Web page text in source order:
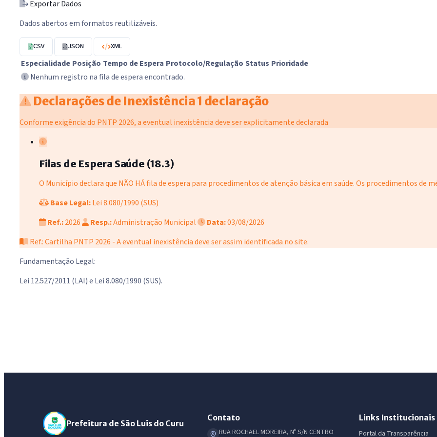
Exportar Dados
Dados abertos em formatos reutilizáveis.
CSV JSON XML
Especialidade Posição Tempo de Espera Protocolo/Regulação Status Prioridade
Nenhum registro na fila de espera encontrado.
Declarações de Inexistência1 declaração
Conforme exigência do PNTP 2026, a eventual inexistência deve ser explicitamente declarada
Filas de Espera Saúde (18.3)
O Município declara que NÃO HÁ fila de espera para procedimentos de atenção básica em saúde. Os procedimentos de
Base Legal:Lei 8.080/1990 (SUS)
Ref.:2026 Resp.:Administração Municipal Data:03/08/2026
Ref.: Cartilha PNTP 2026 - A eventual inexistência deve ser assim identificada no site.
Fundamentação Legal:
Lei 12.527/2011 (LAI) e Lei 8.080/1990 (SUS).
Prefeitura de São Luis do Curu
Contato
RUA ROCHAEL MOREIRA, Nº S/N CENTRO
Links Institucionais
Portal da Transparência